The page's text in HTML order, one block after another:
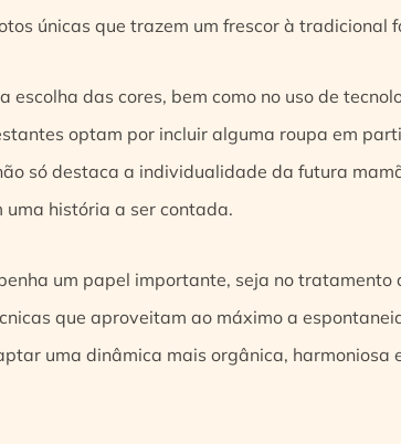
únicas que trazem um frescor à tradicional
escolha das cores, bem como no uso de
optam por incluir alguma roupa em
só destaca a individualidade da futura
história a ser contada.
um papel importante, seja no tratamento
que aproveitam ao máximo a
uma dinâmica mais orgânica, harmoniosa